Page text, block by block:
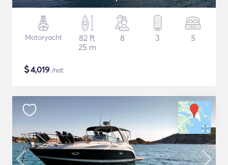
Motoryacht
82 ft
25 m
8 3 5
$4,019 /nat